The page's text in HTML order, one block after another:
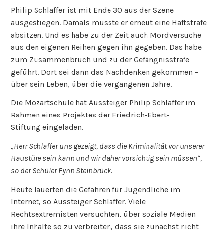
Philip Schlaffer ist mit Ende 30 aus der Szene
ausgestiegen. Damals musste er erneut eine Haftstrafe
absitzen. Und es habe zu der Zeit auch Mordversuche
aus den eigenen Reihen gegen ihn gegeben. Das habe
zum Zusammenbruch und zu der Gefängnisstrafe
geführt. Dort sei dann das Nachdenken gekommen –
über sein Leben, über die vergangenen Jahre.
Die Mozartschule hat Aussteiger Philip Schlaffer im
Rahmen eines Projektes der Friedrich-Ebert-
Stiftung eingeladen.
„Herr Schlaffer uns gezeigt, dass die Kriminalität vor unserer
Haustüre sein kann und wir daher vorsichtig sein müssen“,
so der Schüler Fynn Steinbrück.
Heute lauerten die Gefahren für Jugendliche im
Internet, so Aussteiger Schlaffer. Viele
Rechtsextremisten versuchten, über soziale Medien
ihre Inhalte so zu verbreiten, dass sie zunächst nicht